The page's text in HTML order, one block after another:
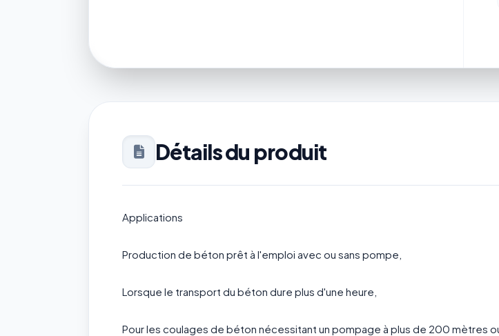
Détails du produit
Applications
Production de béton prêt à l'emploi avec ou sans pompe,
Lorsque le transport du béton dure plus d'une heure,
Pour les coulages de béton nécessitant un pompage à plus de 200 mètres